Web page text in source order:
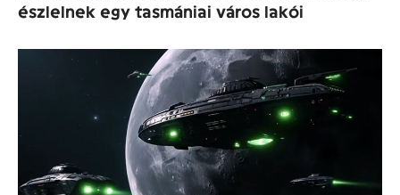
észlelnek egy tasmániai város lakói